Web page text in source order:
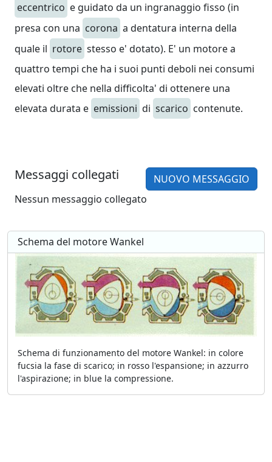
eccentrico e guidato da un ingranaggio fisso (in
presa con una corona a dentatura interna della
quale il rotore stesso e' dotato). E' un motore a
quattro tempi che ha i suoi punti deboli nei consumi
elevati oltre che nella difficolta' di ottenere una
elevata durata e emissioni di scarico contenute.
Messaggi collegati
NUOVO MESSAGGIO
Nessun messaggio collegato
Schema del motore Wankel
Schema di funzionamento del motore Wankel: in colore
fucsia la fase di scarico; in rosso l'espansione; in azzurro
l'aspirazione; in blue la compressione.